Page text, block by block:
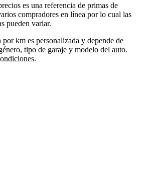
es una referencia de primas de
compradores en línea por lo cual las
pueden variar.
km es personalizada y depende de
tipo de garaje y modelo del auto.